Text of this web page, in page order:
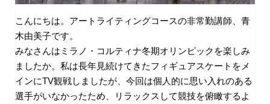
こんにちは。アートライティングコースの非常勤講師、青
木由美子です。
みなさんはミラノ・コルティナ冬期オリンピックを楽しみ
ましたか。私は長年見続けてきたフィギュアスケートをメ
インにTV観戦しましたが、今回は個人的に思い入れのある
選手がいなかったため、リラックスして競技を俯瞰するよ